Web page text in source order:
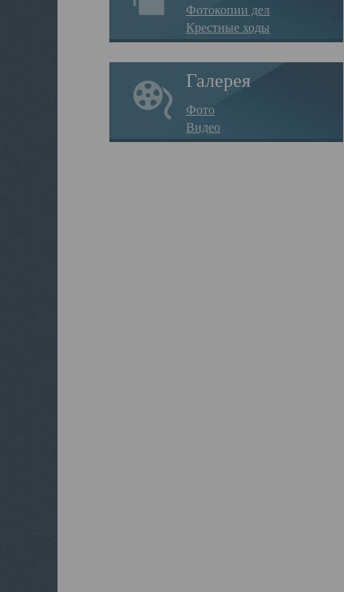
Фотокопии дел
Крестные ходы
Галерея
Фото
Видео